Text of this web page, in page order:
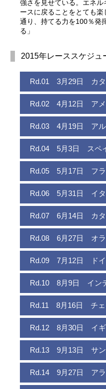
強さを見せている。エネ
ースに戻ることをとても
通り、持てる力を100％発
る」
2015年レーススケジュ
Rd.01 3月29日 カタ
Rd.02 4月12日 アメ
Rd.03 4月19日 アル
Rd.04 5月3日 スペ
Rd.05 5月17日 フラ
Rd.06 5月31日 イタ
Rd.07 6月14日 カタ
Rd.08 6月27日 オラ
Rd.09 7月12日 ド
Rd.10 8月9日 イン
Rd.11 8月16日 チェ
Rd.12 8月30日 イギ
Rd.13 9月13日 サン
Rd.14 9月27日 アラ